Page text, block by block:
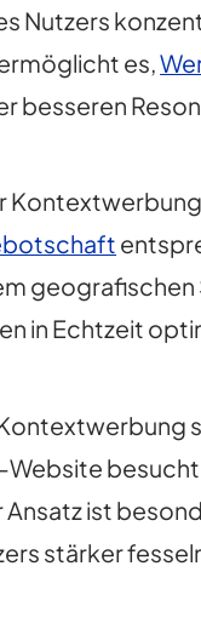
Nutzers
es,
besseren
in Echtzeit
Website
ist
stärker